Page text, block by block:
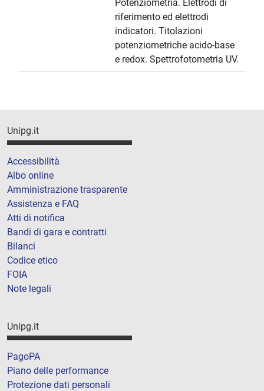
Potenziometria. Elettrodi di
riferimento ed elettrodi
indicatori. Titolazioni
potenziometriche acido-base
e redox. Spettrofotometria UV.
Unipg.it
Accessibilità
Albo online
Amministrazione trasparente
Assistenza e FAQ
Atti di notifica
Bandi di gara e contratti
Bilanci
Codice etico
FOIA
Note legali
Unipg.it
PagoPA
Piano delle performance
Protezione dati personali